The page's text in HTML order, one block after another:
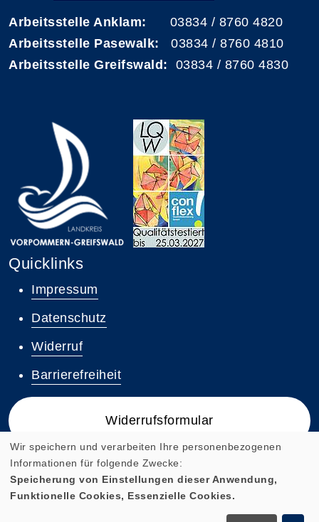
Arbeitsstelle Anklam: 03834 / 8760 4820
Arbeitsstelle Pasewalk: 03834 / 8760 4810
Arbeitsstelle Greifswald: 03834 / 8760 4830
Quicklinks
Impressum
Datenschutz
Widerruf
Barrierefreiheit
Widerrufsformular
Cookie Einstellungen
Wir speichern und verarbeiten Ihre personenbezogenen
Informationen für folgende Zwecke:
Speicherung von Einstellungen dieser Anwendung,
Funktionelle Cookies, Essenzielle Cookies.